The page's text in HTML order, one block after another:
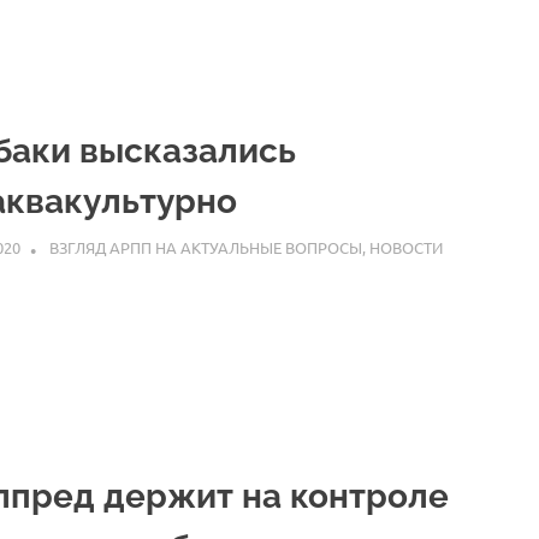
высказались
ARPP
ВЗГЛЯД АРПП НА АКТУАЛЬНЫЕ ВОПРОСЫ, НОВОСТИ
держит на контроле